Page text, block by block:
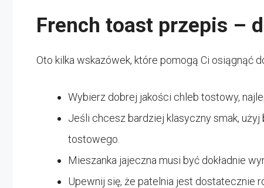
French toast przepis –
Oto kilka wskazówek, które pomogą Ci osiągnąć
Wybierz dobrej jakości chleb tostowy,
Jeśli chcesz bardziej klasyczny smak,
tostowego.
Mieszanka jajeczna musi być dokładnie
Upewnij się, że patelnia jest dostatecznie